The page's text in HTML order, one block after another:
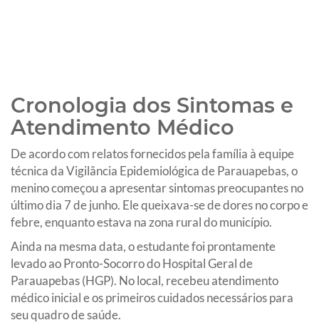
Cronologia dos Sintomas e
Atendimento Médico
De acordo com relatos fornecidos pela família à equipe
técnica da Vigilância Epidemiológica de Parauapebas, o
menino começou a apresentar sintomas preocupantes no
último dia 7 de junho. Ele queixava-se de dores no corpo e
febre, enquanto estava na zona rural do município.
Ainda na mesma data, o estudante foi prontamente
levado ao Pronto-Socorro do Hospital Geral de
Parauapebas (HGP). No local, recebeu atendimento
médico inicial e os primeiros cuidados necessários para
seu quadro de saúde.